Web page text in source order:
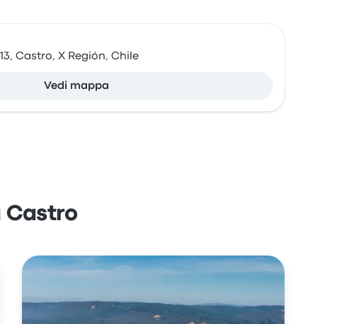
Castro, X Región, Chile
Vedi mappa
Castro